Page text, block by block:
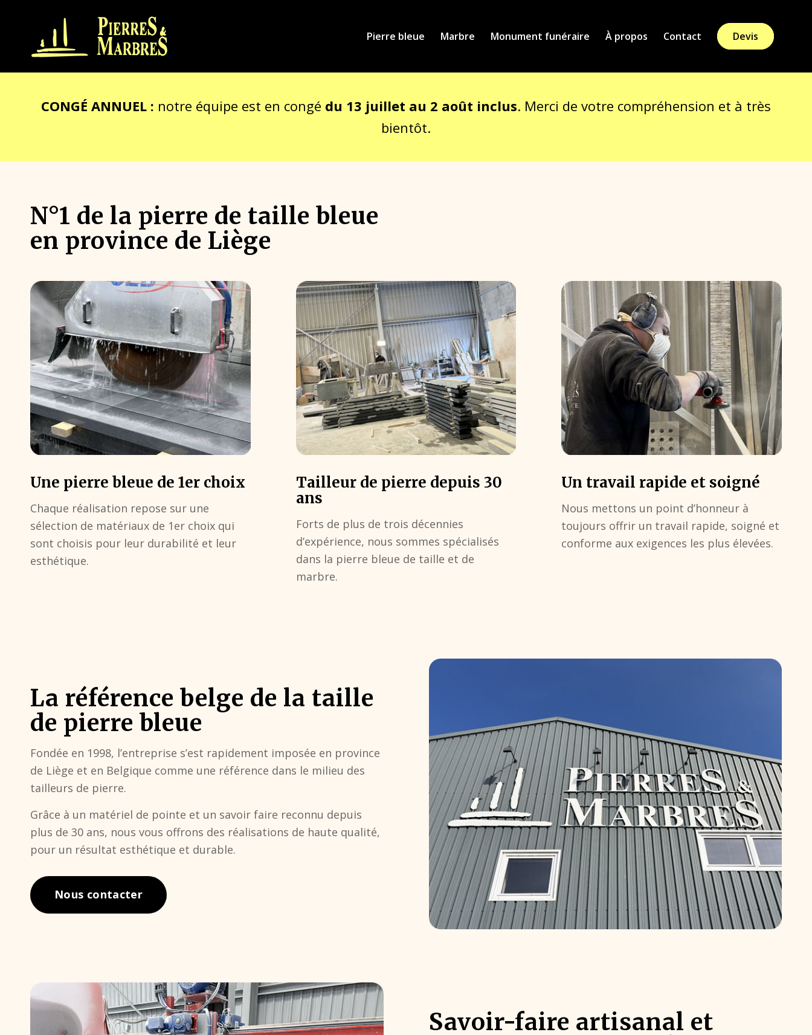
Pierre bleue Marbre Monument funéraire À propos Contact Devis
CONGÉ ANNUEL : notre équipe est en congé du 13 juillet au 2 août inclus. Merci de votre compréhension et à très
bientôt.
N°1 de la pierre de taille bleue
en province de Liège
Une pierre bleue de 1er choix
Chaque réalisation repose sur une
sélection de matériaux de 1er choix qui
sont choisis pour leur durabilité et leur
esthétique.
Tailleur de pierre depuis 30
ans
Forts de plus de trois décennies
d’expérience, nous sommes spécialisés
dans la pierre bleue de taille et de
marbre.
Un travail rapide et soigné
Nous mettons un point d’honneur à
toujours offrir un travail rapide, soigné et
conforme aux exigences les plus élevées.
La référence belge de la taille
de pierre bleue
Fondée en 1998, l’entreprise s’est rapidement imposée en province
de Liège et en Belgique comme une référence dans le milieu des
tailleurs de pierre.
Grâce à un matériel de pointe et un savoir faire reconnu depuis
plus de 30 ans, nous vous offrons des réalisations de haute qualité,
pour un résultat esthétique et durable.
Nous contacter
Savoir-faire artisanal et